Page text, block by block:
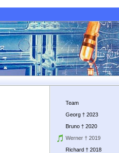
Team
Georg † 2023
Bruno † 2020
Werner † 2019
Richard † 2018